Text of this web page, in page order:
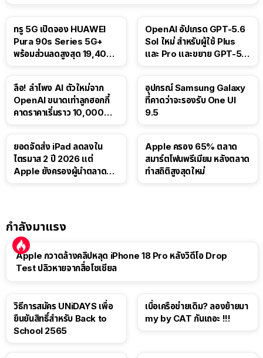
ทรู 5G เปิดจอง HUAWEI
Pura 90s Series 5G+
พร้อมส่วนลดสูงสุด 19,400
OpenAI อัปเกรด GPT-5.6
Sol ใหม่ สำหรับผู้ใช้ Plus
และ Pro และขยาย GPT-5.6
ลือ! ลำโพง AI ตัวใหม่จาก
OpenAI ขนาดเท่าลูกฮอกกี้
คาดราคาเริ่มราว 10,000
อุปกรณ์ Samsung Galaxy
ที่คาดว่าจะรองรับ One UI
9.5
ยอดจัดส่ง iPad ลดลงใน
ไตรมาส 2 ปี 2026 แต่
Apple ยังครองผู้นำตลาด
Apple ครอง 65% ตลาด
สมาร์ตโฟนพรีเมียม หลังตลาด
ทำสถิติสูงสุดใหม่
กำลังมาแรง
Apple กวาดล้างคลิปหลุด iPhone 18 Pro หลังวิดีโอ Drop
Test ปลิวหายจากสื่อโซเชียล
วิธีการสมัคร UNiDAYS เพื่อ
ยืนยันสิทธิ์สำหรับ Back to
School 2565
เบื่อเครือข่ายเดิม? ลองย้ายมา
my by CAT กันเถอะ !!!